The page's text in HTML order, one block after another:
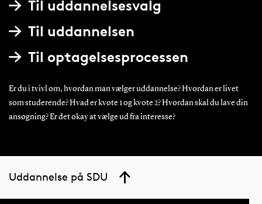
Til uddannelsesvalg
Til uddannelsen
Til optagelsesprocessen
Er du i tvivl om, hvordan man vælger uddannelse? Hvordan er livet
som studerende? Hvad er kvote 1 og kvote 2? Hvordan skal du lave din
ansøgning? Er det okay at vælge ud fra interesse?
Uddannelse på SDU